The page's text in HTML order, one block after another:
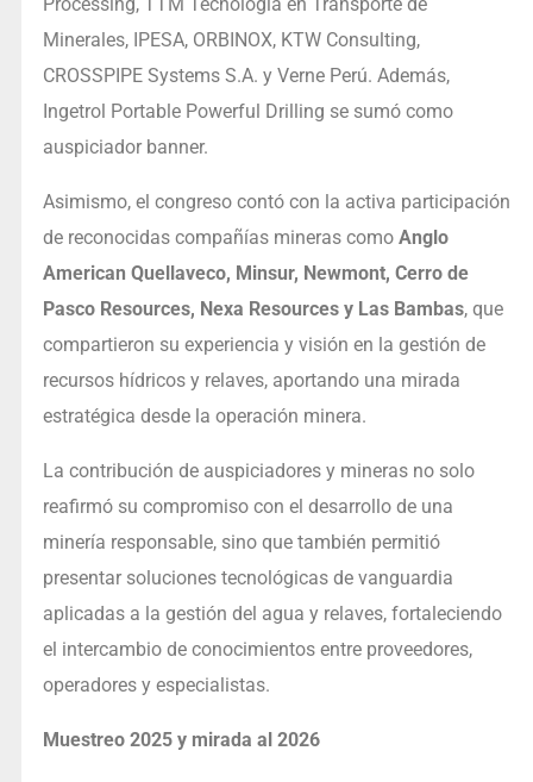
Processing, TTM Tecnología en Transporte de
Minerales, IPESA, ORBINOX, KTW Consulting,
CROSSPIPE Systems S.A. y Verne Perú. Además,
Ingetrol Portable Powerful Drilling se sumó como
auspiciador banner.
Asimismo, el congreso contó con la activa participación
de reconocidas compañías mineras como Anglo
American Quellaveco, Minsur, Newmont, Cerro de
Pasco Resources, Nexa Resources y Las Bambas, que
compartieron su experiencia y visión en la gestión de
recursos hídricos y relaves, aportando una mirada
estratégica desde la operación minera.
La contribución de auspiciadores y mineras no solo
reafirmó su compromiso con el desarrollo de una
minería responsable, sino que también permitió
presentar soluciones tecnológicas de vanguardia
aplicadas a la gestión del agua y relaves, fortaleciendo
el intercambio de conocimientos entre proveedores,
operadores y especialistas.
Muestreo 2025 y mirada al 2026